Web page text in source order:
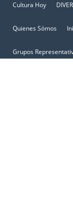
Cultura Hoy
Quienes Sómos
Grupos